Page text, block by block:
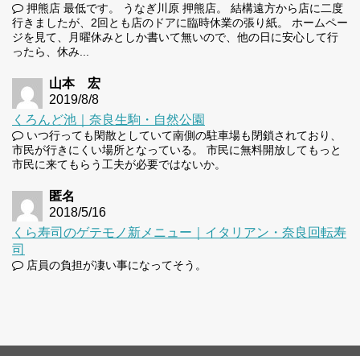
押熊店 最低です。 うなぎ川原 押熊店。 結構遠方から店に二度
行きましたが、2回とも店のドアに臨時休業の張り紙。 ホームペー
ジを見て、月曜休みとしか書いて無いので、他の日に安心して行
ったら、休み...
山本 宏
2019/8/8
くろんど池｜奈良生駒・自然公園
いつ行っても閑散としていて南側の駐車場も閉鎖されており、
市民が行きにくい場所となっている。 市民に無料開放してもっと
市民に来てもらう工夫が必要ではないか。
匿名
2018/5/16
くら寿司のゲテモノ新メニュー｜イタリアン・奈良回転寿
司
店員の負担が凄い事になってそう。